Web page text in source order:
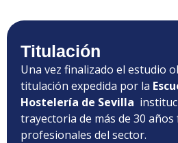
Titulación
Una vez finalizado el estudio
titulación expedida por la
Hostelería de Sevilla
trayectoria de más de 30
profesionales del sector.